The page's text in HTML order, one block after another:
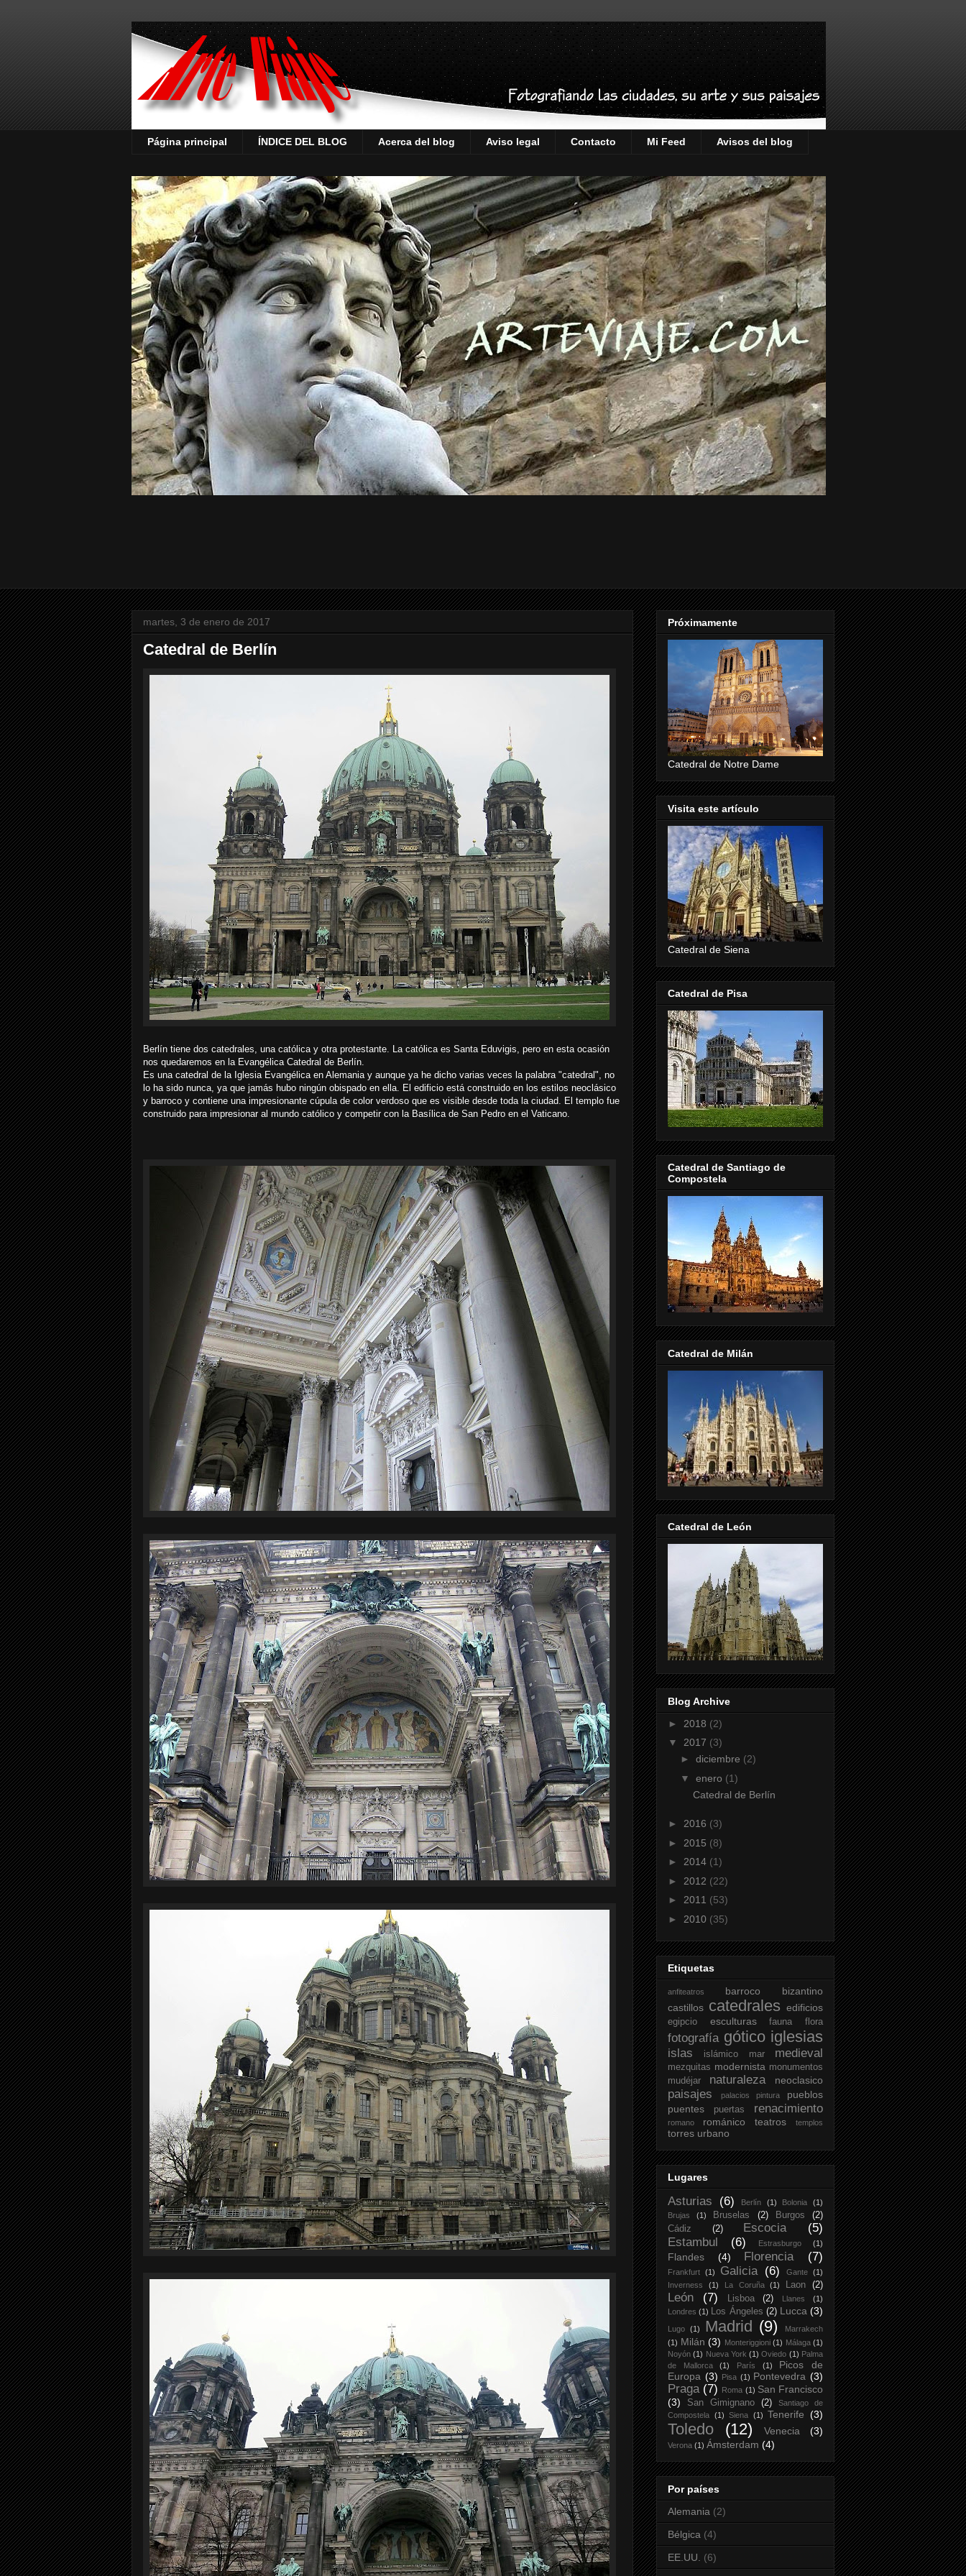
Página principal ÍNDICE DEL BLOG Acerca del blog Aviso legal Contacto Mi Feed Avisos del blog
martes, 3 de enero de 2017
Catedral de Berlín
Berlín tiene dos catedrales, una católica y otra protestante. La católica es Santa Eduvigis, pero en esta ocasión
nos quedaremos en la Evangélica Catedral de Berlín.
Es una catedral de la Iglesia Evangélica en Alemania y aunque ya he dicho varias veces la palabra "catedral", no
lo ha sido nunca, ya que jamás hubo ningún obispado en ella. El edificio está construido en los estilos neoclásico
y barroco y contiene una impresionante cúpula de color verdoso que es visible desde toda la ciudad. El templo fue
construido para impresionar al mundo católico y competir con la Basílica de San Pedro en el Vaticano.
Próximamente
Catedral de Notre Dame
Visita este artículo
Catedral de Siena
Catedral de Pisa
Catedral de Santiago de
Compostela
Catedral de Milán
Catedral de León
Blog Archive
► 2018 (2)
▼ 2017 (3)
► diciembre (2)
▼ enero (1)
Catedral de Berlín
► 2016 (3)
► 2015 (8)
► 2014 (1)
► 2012 (22)
► 2011 (53)
► 2010 (35)
Etiquetas
anfiteatros barroco
bizantino
castillos catedrales edificios
egipcio esculturas fauna flora
fotografía gótico iglesias
islas islámico mar medieval
mezquitas modernista monumentos
mudéjar
naturaleza neoclasico
paisajes palacios pintura
pueblos
puentes
puertas renacimiento
romano románico teatros templos
torres urbano
Lugares
Asturias (6) Berlín (1) Bolonia
(1)
Brujas
(1) Bruselas (2) Burgos
(2)
Cádiz
(2) Escocia
(5)
Estambul
(6) Estrasburgo (1)
Flandes (4) Florencia (7)
Frankfurt (1) Galicia (6) Gante
(1)
Inverness
(1) La Coruña (1) Laon (2)
León (7) Lisboa (2) Llanes
(1)
Londres (1) Los Ángeles (2) Lucca (3)
Lugo (1) Madrid (9)
Marrakech
(1) Milán (3) Monteriggioni (1) Málaga (1)
Noyón (1) Nueva York (1) Oviedo (1) Palma
de Mallorca
(1) París (1)
Picos de
Europa (3) Pisa (1) Pontevedra (3)
Praga (7) Roma (1) San Francisco
(3)
San Gimignano (2)
Santiago de
Compostela (1) Siena (1) Tenerife (3)
Toledo (12) Venecia (3)
Verona (1) Ámsterdam (4)
Por países
Alemania (2)
Bélgica (4)
EE.UU.
(6)